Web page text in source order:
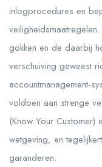
inlogprocedures en
gokken en de daarbij
verschuiving geweest
accountmanagement-
voldoen aan strenge
(Know Your Customer)
wetgeving, en
garanderen.